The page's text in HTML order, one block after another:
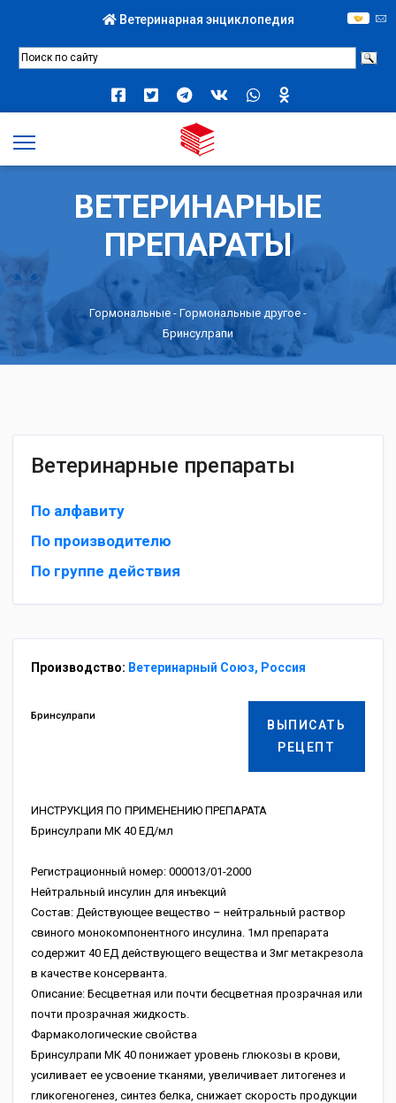
Ветеринарная энциклопедия
ВЕТЕРИНАРНЫЕ
ПРЕПАРАТЫ
Гормональные - Гормональные другое -
Бринсулрапи
Ветеринарные препараты
По алфавиту
По производителю
По группе действия
Производство: Ветеринарный Союз, Россия
ВЫПИСАТЬ
РЕЦЕПТ
Бринсулрапи
ИНСТРУКЦИЯ ПО ПРИМЕНЕНИЮ ПРЕПАРАТА
Бринсулрапи МК 40 ЕД/мл
Регистрационный номер: 000013/01-2000
Нейтральный инсулин для инъекций
Состав: Действующее вещество – нейтральный раствор
свиного монокомпонентного инсулина. 1мл препарата
содержит 40 ЕД действующего вещества и 3мг метакрезола
в качестве консерванта.
Описание: Бесцветная или почти бесцветная прозрачная или
почти прозрачная жидкость.
Фармакологические свойства
Бринсулрапи МК 40 понижает уровень глюкозы в крови,
усиливает ее усвоение тканями, увеличивает литогенез и
гликогеногенез, синтез белка, снижает скорость продукции